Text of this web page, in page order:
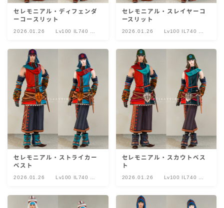
セレモニアル・ディフェンダ
ーコースリット
2026.01.26
Lv100 IL740 セ
セレモニアル・スレイヤーコ
ースリット
2026.01.26
Lv100 IL740 セ
セレモニアル・ストライカー
ベスト
2026.01.26
Lv100 IL740 セ
セレモニアル・スカウトベス
ト
2026.01.26
Lv100 IL740 セ